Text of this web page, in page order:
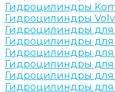
Гидроцилиндры
Гидроцилиндры
Гидроцилиндры для
Гидроцилиндры для
Гидроцилиндры для
Гидроцилиндры для
Гидроцилиндры для
Гидроцилиндры для